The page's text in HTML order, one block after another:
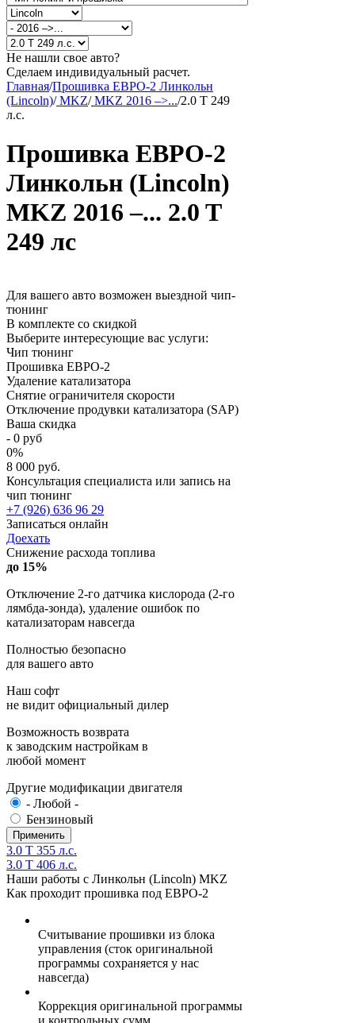
Не нашли свое авто?
Сделаем индивидуальный расчет.
Главная/Прошивка ЕВРО-2 Линкольн
(Lincoln)/MKZ/MKZ 2016 –>.../2.0 T 249
л.с.
Прошивка ЕВРО-2
Линкольн (Lincoln)
MKZ 2016 –... 2.0 T
249 лс
Для вашего авто возможен выездной чип-
тюнинг
В комплекте со скидкой
Выберите интересующие вас услуги:
Чип тюнинг
Прошивка ЕВРО-2
Удаление катализатора
Снятие ограничителя скорости
Отключение продувки катализатора (SAP)
Ваша скидка
- 0 руб
0%
8 000 руб.
Консультация специалиста или запись на
чип тюнинг
+7 (926) 636 96 29
Записаться онлайн
Доехать
Снижение расхода топлива
до 15%
Отключение 2-го датчика кислорода (2-го
лямбда-зонда), удаление ошибок по
катализаторам навсегда
Полностью безопасно
для вашего авто
Наш софт
не видит официальный дилер
Возможность возврата
к заводским настройкам в
любой момент
Другие модификации двигателя
- Любой -
Бензиновый
3.0 T 355 л.с.
3.0 T 406 л.с.
Наши работы с Линкольн (Lincoln) MKZ
Как проходит прошивка под ЕВРО-2
Считывание прошивки из блока
управления (сток оригинальной
программы сохраняется у нас
навсегда)
Коррекция оригинальной программы
и контрольных сумм